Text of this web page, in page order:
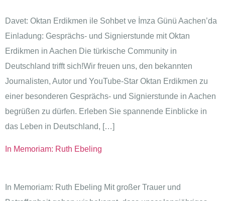
Davet: Oktan Erdikmen ile Sohbet ve İmza Günü Aachen’da
Einladung: Gesprächs- und Signierstunde mit Oktan
Erdikmen in Aachen Die türkische Community in
Deutschland trifft sich!Wir freuen uns, den bekannten
Journalisten, Autor und YouTube-Star Oktan Erdikmen zu
einer besonderen Gesprächs- und Signierstunde in Aachen
begrüßen zu dürfen. Erleben Sie spannende Einblicke in
das Leben in Deutschland, […]
In Memoriam: Ruth Ebeling
In Memoriam: Ruth Ebeling Mit großer Trauer und